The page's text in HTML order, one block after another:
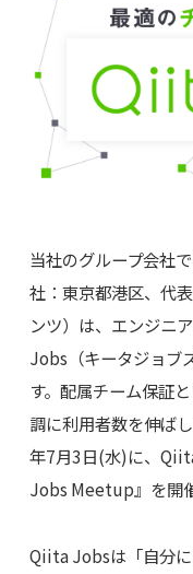
当社のグループ会社
社：東京都港区、代
ンツ）は、エンジニ
Jobs（キータジョブ
す。配属チーム保証
調に利用者数を伸ば
年7月3日(水)に、
Jobs Meetup』を開
Qiita Jobsは「自分